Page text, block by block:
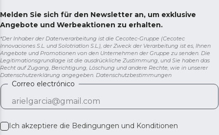
Melden Sie sich für den Newsletter an, um exklusive
Angebote und Werbeaktionen zu erhalten.
*Der Inhaber der Datenverarbeitung ist die Cecotec-Gruppe (Cecotec
Innovaciones S.L. und Solotriatlon S.L.), der Zweck der Verarbeitung ist es, Ihnen
Angebote und Promotionen von den Unternehmen der Gruppe zu senden. Die
Legitimationsgrundlage ist die ausdrückliche Zustimmung, und Sie haben das
Recht auf Zugang, Berichtigung, Löschung und andere Rechte, wie in unserer
Datenschutzerklärung angegeben. Datenschutzbestimmungen
Correo electrónico
Ich akzeptiere die Bedingungen und Konditionen